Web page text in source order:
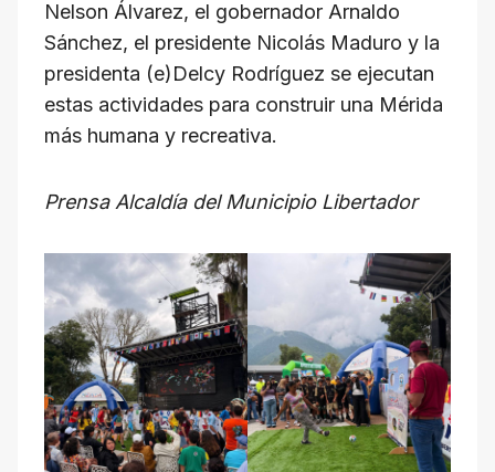
Nelson Álvarez, el gobernador Arnaldo
Sánchez, el presidente Nicolás Maduro y la
presidenta (e)Delcy Rodríguez se ejecutan
estas actividades para construir una Mérida
más humana y recreativa.
Prensa Alcaldía del Municipio Libertador